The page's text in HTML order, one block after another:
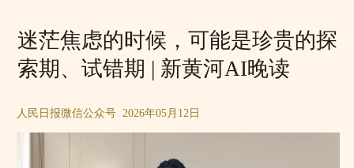
迷茫焦虑的时候，可能是珍贵的探
索期、试错期 | 新黄河AI晚读
人民日报微信公众号 2026年05月12日